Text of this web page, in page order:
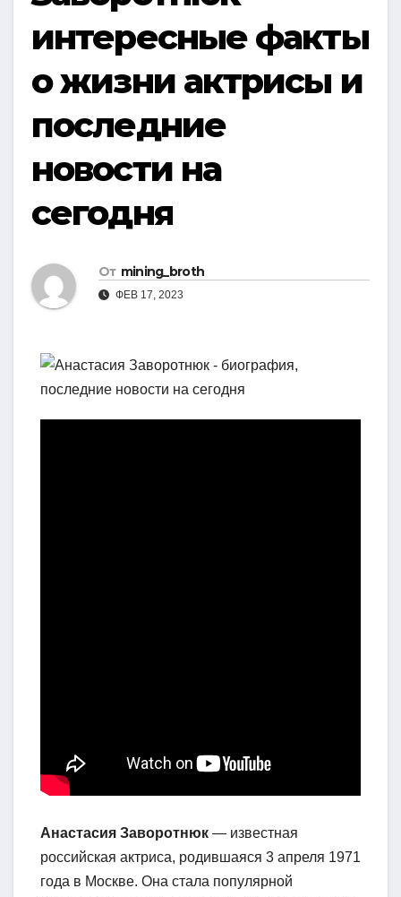
интересные факты
о жизни актрисы и
последние
новости на
сегодня
От mining_broth
ФЕВ 17, 2023
Анастасия Заворотнюк — известная
российская актриса, родившаяся 3 апреля 1971
года в Москве. Она стала популярной